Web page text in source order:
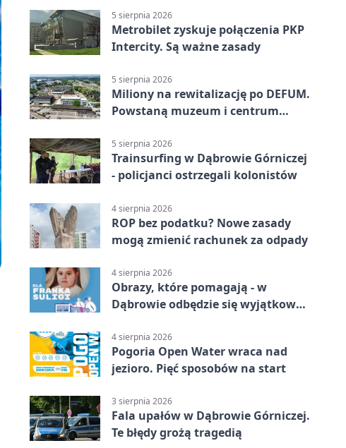
5 sierpnia 2026
Metrobilet zyskuje połączenia PKP
Intercity. Są ważne zasady
5 sierpnia 2026
Miliony na rewitalizację po DEFUM.
Powstaną muzeum i centrum
5 sierpnia 2026
Trainsurfing w Dąbrowie Górniczej
- policjanci ostrzegali kolonistów
4 sierpnia 2026
ROP bez podatku? Nowe zasady
mogą zmienić rachunek za odpady
4 sierpnia 2026
Obrazy, które pomagają - w
Dąbrowie odbędzie się wyjątkowa
4 sierpnia 2026
Pogoria Open Water wraca nad
jezioro. Pięć sposobów na start
3 sierpnia 2026
Fala upałów w Dąbrowie Górniczej.
Te błędy grożą tragedią